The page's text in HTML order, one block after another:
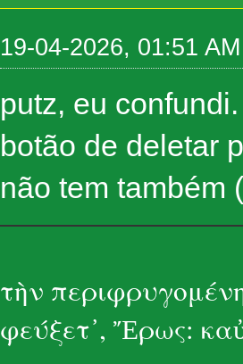
19-04-2026, 01:51 AM
putz, eu
botão de deletar
não tem também
τὴν
φεύξετ᾽, Ἔρως: